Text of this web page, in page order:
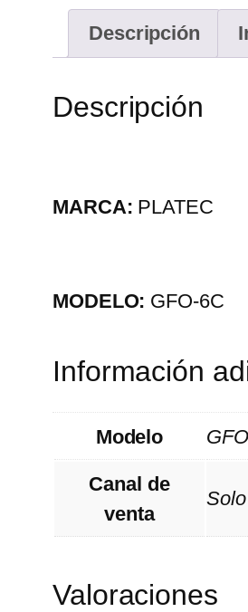
Descripción
Descripción
MARCA: PLATEC
MODELO: GFO-6C
Información
Modelo
Canal de
venta
Valoraciones